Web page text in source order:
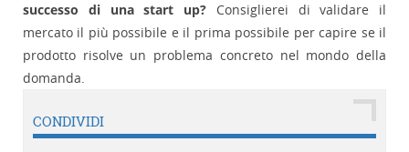
successo di una start up? Consiglierei di validare il
mercato il più possibile e il prima possibile per capire se il
prodotto risolve un problema concreto nel mondo della
domanda.
CONDIVIDI